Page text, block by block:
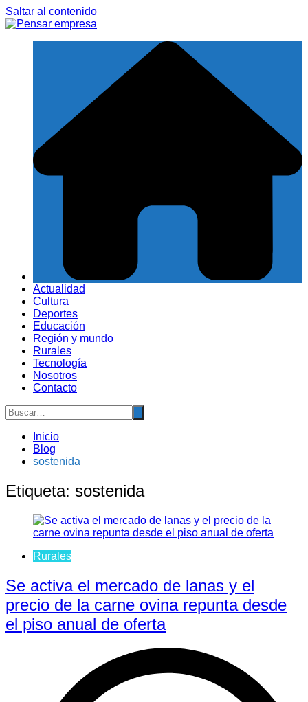
Saltar al contenido
Actualidad
Cultura
Deportes
Educación
Región y mundo
Rurales
Tecnología
Nosotros
Contacto
Inicio
Blog
sostenida
Etiqueta: sostenida
Rurales
Se activa el mercado de lanas y el
precio de la carne ovina repunta desde
el piso anual de oferta